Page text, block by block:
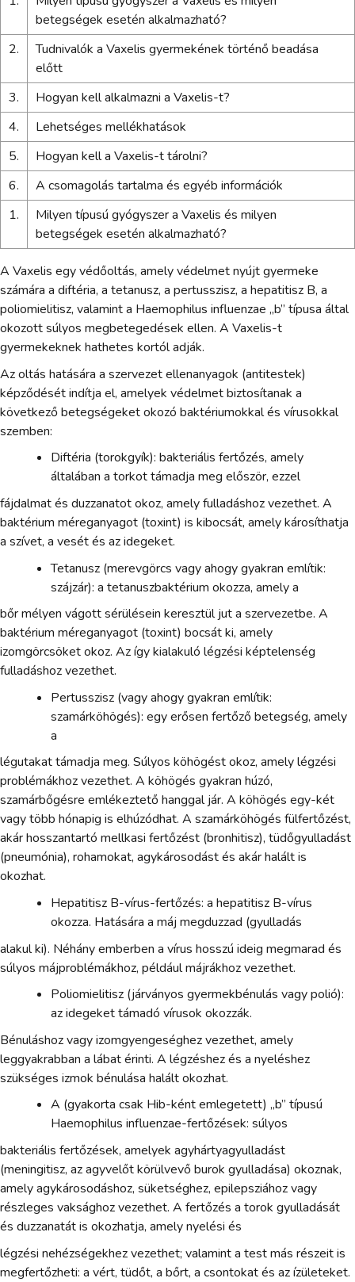
betegségek esetén alkalmazható?
2.
Tudnivalók a Vaxelis gyermekének történő beadása
előtt
3.
Hogyan kell alkalmazni a Vaxelis-t?
4.
Lehetséges mellékhatások
5.
Hogyan kell a Vaxelis-t tárolni?
6.
A csomagolás tartalma és egyéb információk
1.
Milyen típusú gyógyszer a Vaxelis és milyen
betegségek esetén alkalmazható?
A Vaxelis egy védőoltás, amely védelmet nyújt gyermeke
számára a diftéria, a tetanusz, a pertusszisz, a hepatitisz B, a
poliomielitisz, valamint a Haemophilus influenzae „b” típusa által
okozott súlyos megbetegedések ellen. A Vaxelis-t
gyermekeknek hathetes kortól adják.
Az oltás hatására a szervezet ellenanyagok (antitestek)
képződését indítja el, amelyek védelmet biztosítanak a
következő betegségeket okozó baktériumokkal és vírusokkal
szemben:
Diftéria (torokgyík): bakteriális fertőzés, amely
általában a torkot támadja meg először, ezzel
fájdalmat és duzzanatot okoz, amely fulladáshoz vezethet. A
baktérium méreganyagot (toxint) is kibocsát, amely károsíthatja
a szívet, a vesét és az idegeket.
Tetanusz (merevgörcs vagy ahogy gyakran említik:
szájzár): a tetanuszbaktérium okozza, amely a
bőr mélyen vágott sérülésein keresztül jut a szervezetbe. A
baktérium méreganyagot (toxint) bocsát ki, amely
izomgörcsöket okoz. Az így kialakuló légzési képtelenség
fulladáshoz vezethet.
Pertusszisz (vagy ahogy gyakran említik:
szamárköhögés): egy erősen fertőző betegség, amely
a
légutakat támadja meg. Súlyos köhögést okoz, amely légzési
problémákhoz vezethet. A köhögés gyakran húzó,
szamárbőgésre emlékeztető hanggal jár. A köhögés egy-két
vagy több hónapig is elhúzódhat. A szamárköhögés fülfertőzést,
akár hosszantartó mellkasi fertőzést (bronhitisz), tüdőgyulladást
(pneumónia), rohamokat, agykárosodást és akár halált is
okozhat.
Hepatitisz B-vírus-fertőzés: a hepatitisz B-vírus
okozza. Hatására a máj megduzzad (gyulladás
alakul ki). Néhány emberben a vírus hosszú ideig megmarad és
súlyos májproblémákhoz, például májrákhoz vezethet.
Poliomielitisz (járványos gyermekbénulás vagy polió):
az idegeket támadó vírusok okozzák.
Bénuláshoz vagy izomgyengeséghez vezethet, amely
leggyakrabban a lábat érinti. A légzéshez és a nyeléshez
szükséges izmok bénulása halált okozhat.
A (gyakorta csak Hib-ként emlegetett) „b” típusú
Haemophilus influenzae-fertőzések: súlyos
bakteriális fertőzések, amelyek agyhártyagyulladást
(meningitisz, az agyvelőt körülvevő burok gyulladása) okoznak,
amely agykárosodáshoz, süketséghez, epilepsziához vagy
részleges vaksághoz vezethet. A fertőzés a torok gyulladását
és duzzanatát is okozhatja, amely nyelési és
légzési nehézségekhez vezethet; valamint a test más részeit is
megfertőzheti: a vért, tüdőt, a bőrt, a csontokat és az ízületeket.